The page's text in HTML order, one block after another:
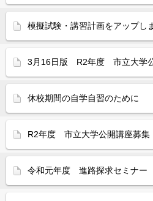
模擬試験・講習計画をアップし
3月16日版 R2年度 市立大学
休校期間の自学自習のために
R2年度 市立大学公開講座募
令和元年度 進路探求セミナー（